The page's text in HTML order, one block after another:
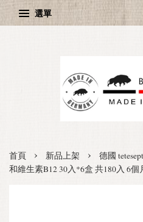
選單
首頁 › 新品上架 ›
德國
和維生素B12 30入*6盒 共180入 6個